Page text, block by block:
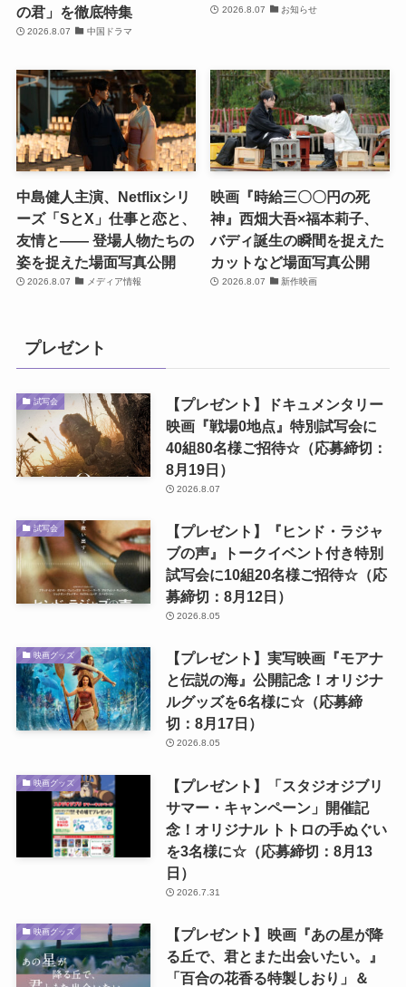
の君」を徹底特集
2026.8.07 中国ドラマ
2026.8.07 お知らせ
中島健人主演、Netflixシリ
ーズ「SとX」仕事と恋と、
友情と―― 登場人物たちの
姿を捉えた場面写真公開
2026.8.07 メディア情報
映画『時給三〇〇円の死
神』西畑大吾×福本莉子、
バディ誕生の瞬間を捉えた
カットなど場面写真公開
2026.8.07 新作映画
プレゼント
試写会
【プレゼント】ドキュメンタリー
映画『戦場0地点』特別試写会に
40組80名様ご招待☆（応募締切：
8月19日）
2026.8.07
試写会
【プレゼント】『ヒンド・ラジャ
ブの声』トークイベント付き特別
試写会に10組20名様ご招待☆（応
募締切：8月12日）
2026.8.05
映画グッズ
【プレゼント】実写映画『モアナ
と伝説の海』公開記念！オリジナ
ルグッズを6名様に☆（応募締
切：8月17日）
2026.8.05
映画グッズ
【プレゼント】「スタジオジブリ
サマー・キャンペーン」開催記
念！オリジナル トトロの手ぬぐい
を3名様に☆（応募締切：8月13
日）
2026.7.31
映画グッズ
【プレゼント】映画『あの星が降
る丘で、君とまた出会いたい。』
「百合の花香る特製しおり」＆